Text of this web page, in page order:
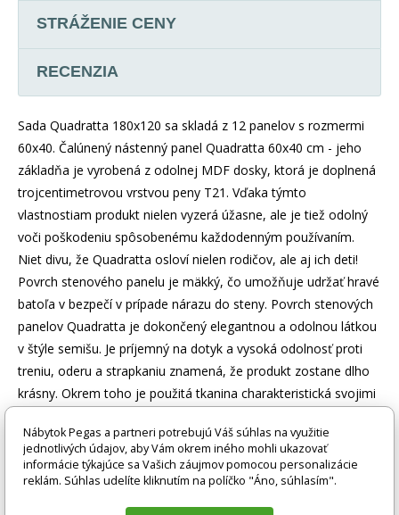
STRÁŽENIE CENY
RECENZIA
Sada Quadratta 180x120 sa skladá z 12 panelov s rozmermi
60x40. Čalúnený nástenný panel Quadratta 60x40 cm - jeho
základňa je vyrobená z odolnej MDF dosky, ktorá je doplnená
trojcentimetrovou vrstvou peny T21. Vďaka týmto
vlastnostiam produkt nielen vyzerá úžasne, ale je tiež odolný
voči poškodeniu spôsobenému každodenným používaním.
Niet divu, že Quadratta osloví nielen rodičov, ale aj ich deti!
Povrch stenového panelu je mäkký, čo umožňuje udržať hravé
batoľa v bezpečí v prípade nárazu do steny. Povrch stenových
panelov Quadratta je dokončený elegantnou a odolnou látkou
v štýle semišu. Je príjemný na dotyk a vysoká odolnosť proti
treniu, oderu a strapkaniu znamená, že produkt zostane dlho
krásny. Okrem toho je použitá tkanina charakteristická svojimi
tekutiny ani špinu, čo vám umožňuje ľahko udržiavať celú vec
čistú. Čalúnené panely je možné zostaviť rýchlo a jednoducho
bez použitia profesionálneho vybavenia. Panel vytvorí krásnu
kombináciu s ďalšími kúskami z kolekcie Quadratta. Každý
Nábytok Pegas a partneri potrebujú Váš súhlas na využitie
jednotlivých údajov, aby Vám okrem iného mohli ukazovať
informácie týkajúce sa Vašich záujmov pomocou personalizácie
reklám. Súhlas udelíte kliknutím na políčko "Áno, súhlasím".